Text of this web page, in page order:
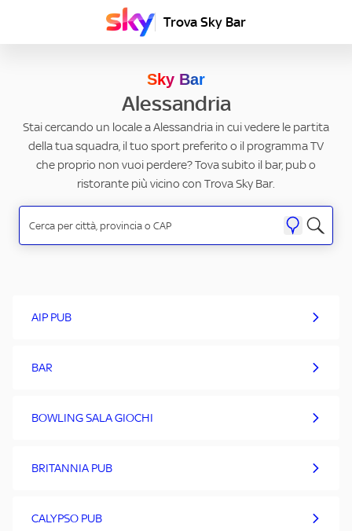
Trova Sky Bar
Sky Bar
Alessandria
Stai cercando un locale a Alessandria in cui vedere le partita
della tua squadra, il tuo sport preferito o il programma TV
che proprio non vuoi perdere? Tova subito il bar, pub o
ristorante più vicino con Trova Sky Bar.
AIP PUB
BAR
BOWLING SALA GIOCHI
BRITANNIA PUB
CALYPSO PUB